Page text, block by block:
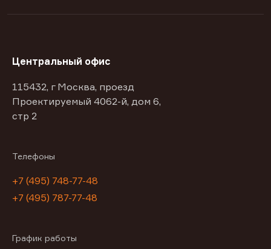
Центральный офис
115432, г Москва, проезд
Проектируемый 4062-й, дом 6,
стр 2
Телефоны
+7 (495) 748-77-48
+7 (495) 787-77-48
График работы